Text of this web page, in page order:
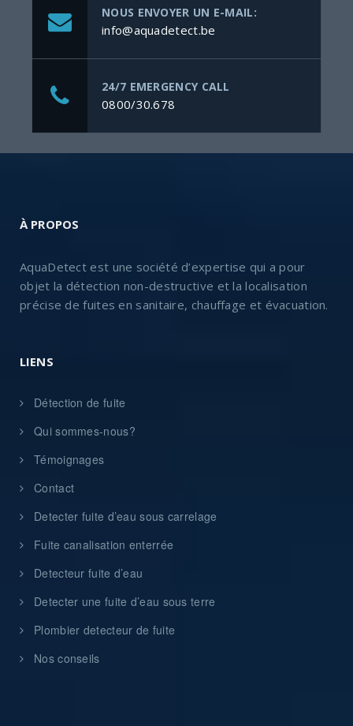
NOUS ENVOYER UN E-MAIL:
info@aquadetect.be
24/7 EMERGENCY CALL
0800/30.678
À PROPOS
AquaDetect est une société d’expertise qui a pour
objet la détection non-destructive et la localisation
précise de fuites en sanitaire, chauffage et évacuation.
LIENS
Détection de fuite
Qui sommes-nous?
Témoignages
Contact
Detecter fuite d’eau sous carrelage
Fuite canalisation enterrée
Detecteur fuite d’eau
Detecter une fuite d’eau sous terre
Plombier detecteur de fuite
Nos conseils